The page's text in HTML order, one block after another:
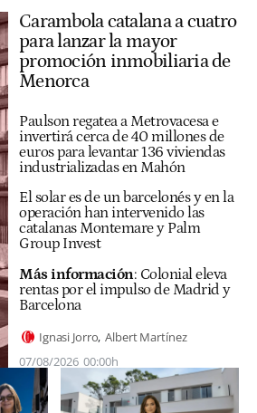
Carambola catalana a cuatro
para lanzar la mayor
promoción inmobiliaria de
Menorca
Paulson regatea a Metrovacesa e
invertirá cerca de 40 millones de
euros para levantar 136 viviendas
industrializadas en Mahón
El solar es de un barcelonés y en la
operación han intervenido las
catalanas Montemare y Palm
Group Invest
Más información: Colonial eleva
rentas por el impulso de Madrid y
Barcelona
Ignasi Jorro Albert Martínez
07/08/2026 00:00h